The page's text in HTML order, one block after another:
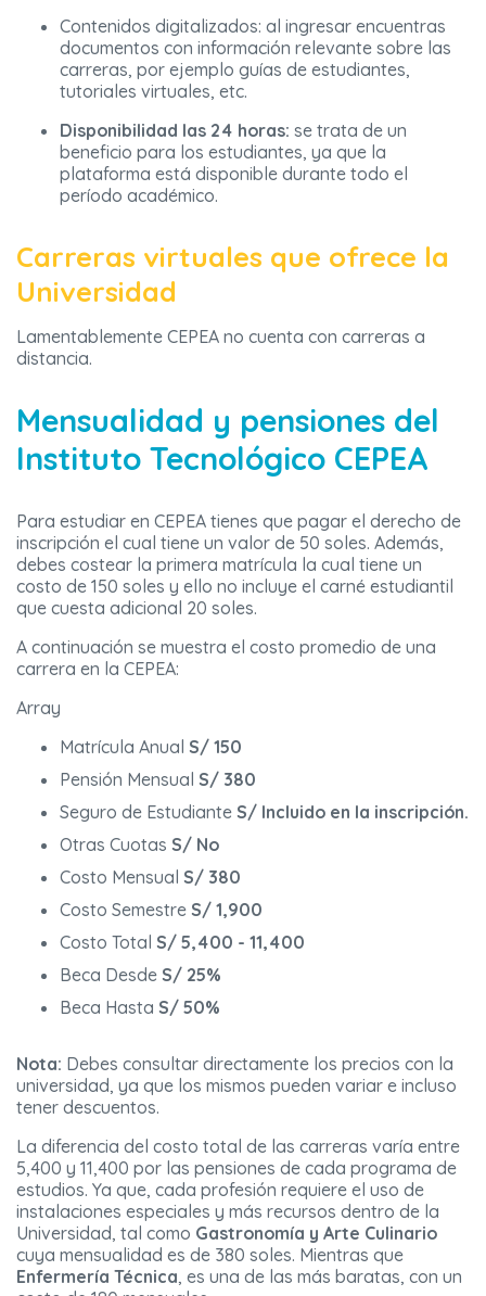
Contenidos digitalizados: al ingresar encuentras
documentos con información relevante sobre las
carreras, por ejemplo guías de estudiantes,
tutoriales virtuales, etc.
Disponibilidad las 24 horas: se trata de un
beneficio para los estudiantes, ya que la
plataforma está disponible durante todo el
período académico.
Carreras virtuales que ofrece la
Universidad
Lamentablemente CEPEA no cuenta con carreras a
distancia.
Mensualidad y pensiones del
Instituto Tecnológico CEPEA
Para estudiar en CEPEA tienes que pagar el derecho de
inscripción el cual tiene un valor de 50 soles. Además,
debes costear la primera matrícula la cual tiene un
costo de 150 soles y ello no incluye el carné estudiantil
que cuesta adicional 20 soles.
A continuación se muestra el costo promedio de una
carrera en la CEPEA:
Array
Matrícula Anual S/ 150
Pensión Mensual S/ 380
Seguro de Estudiante S/ Incluido en la inscripción.
Otras Cuotas S/ No
Costo Mensual S/ 380
Costo Semestre S/ 1,900
Costo Total S/ 5,400 - 11,400
Beca Desde S/ 25%
Beca Hasta S/ 50%
Nota: Debes consultar directamente los precios con la
universidad, ya que los mismos pueden variar e incluso
tener descuentos.
La diferencia del costo total de las carreras varía entre
5,400 y 11,400 por las pensiones de cada programa de
estudios. Ya que, cada profesión requiere el uso de
instalaciones especiales y más recursos dentro de la
Universidad, tal como Gastronomía y Arte Culinario
cuya mensualidad es de 380 soles. Mientras que
Enfermería Técnica, es una de las más baratas, con un